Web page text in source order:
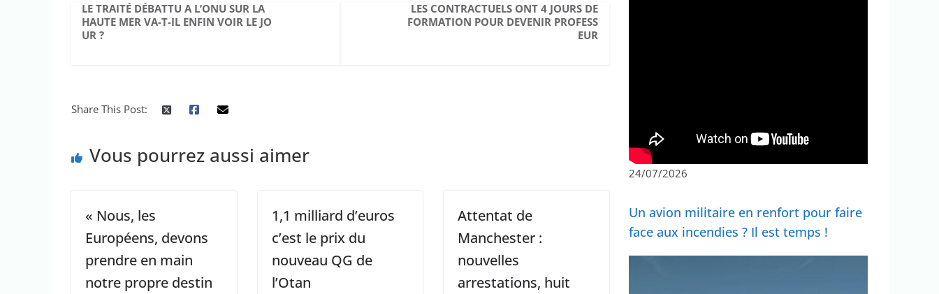
LE TRAITÉ DÉBATTU A L’ONU SUR LA
HAUTE MER VA-T-IL ENFIN VOIR LE JO
UR ?
LES CONTRACTUELS ONT 4 JOURS DE
FORMATION POUR DEVENIR PROFESS
EUR
Share This Post:
Vous pourrez aussi aimer
« Nous, les
Européens, devons
prendre en main
notre propre destin
1,1 milliard d’euros
c’est le prix du
nouveau QG de
l’Otan
Attentat de
Manchester :
nouvelles
arrestations, huit
24/07/2026
Un avion militaire en renfort pour faire
face aux incendies ? Il est temps !